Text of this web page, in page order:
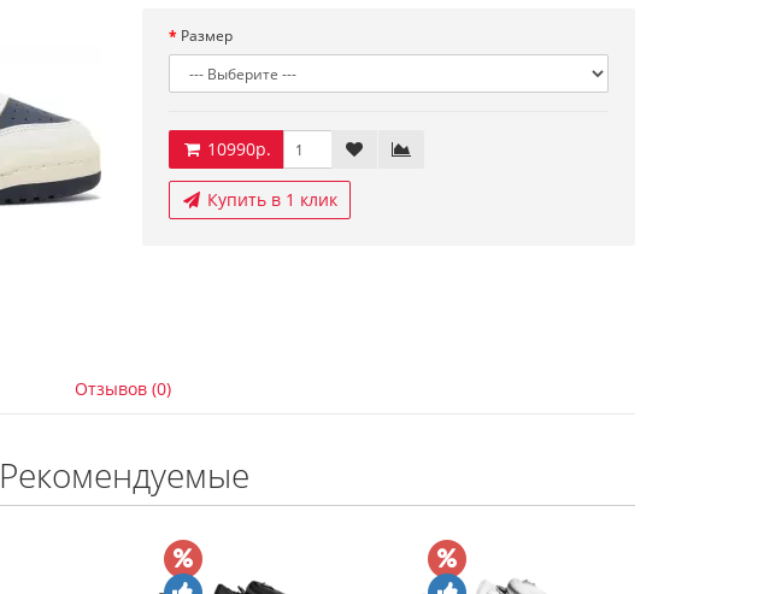
Размер
10990р.
Купить в 1 клик
Отзывов (0)
Рекомендуемые